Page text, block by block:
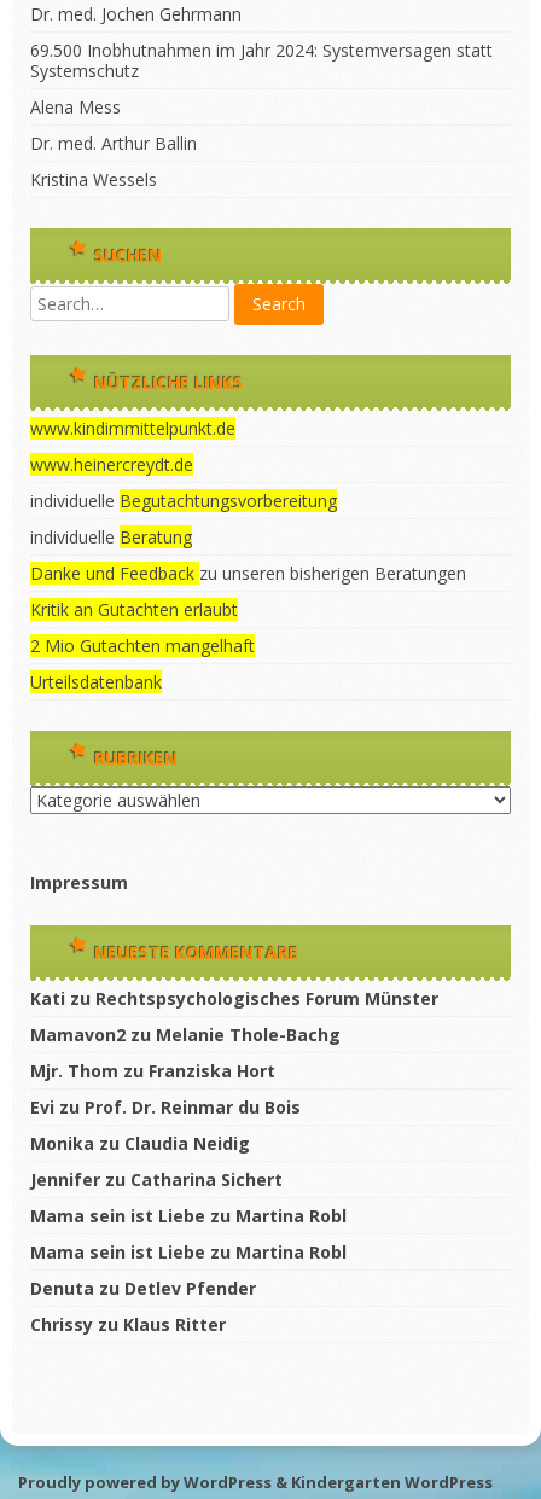
Dr. med. Jochen Gehrmann
69.500 Inobhutnahmen im Jahr 2024: Systemversagen statt
Systemschutz
Alena Mess
Dr. med. Arthur Ballin
Kristina Wessels
SUCHEN
NÜTZLICHE LINKS
www.kindimmittelpunkt.de
www.heinercreydt.de
individuelle Begutachtungsvorbereitung
individuelle Beratung
Danke und Feedback zu unseren bisherigen Beratungen
Kritik an Gutachten erlaubt
2 Mio Gutachten mangelhaft
Urteilsdatenbank
RUBRIKEN
Rubriken
Impressum
NEUESTE KOMMENTARE
Kati zu Rechtspsychologisches Forum Münster
Mamavon2 zu Melanie Thole-Bachg
Mjr. Thom zu Franziska Hort
Evi zu Prof. Dr. Reinmar du Bois
Monika zu Claudia Neidig
Jennifer zu Catharina Sichert
Mama sein ist Liebe zu Martina Robl
Mama sein ist Liebe zu Martina Robl
Denuta zu Detlev Pfender
Chrissy zu Klaus Ritter
Proudly powered by WordPress & Kindergarten WordPress